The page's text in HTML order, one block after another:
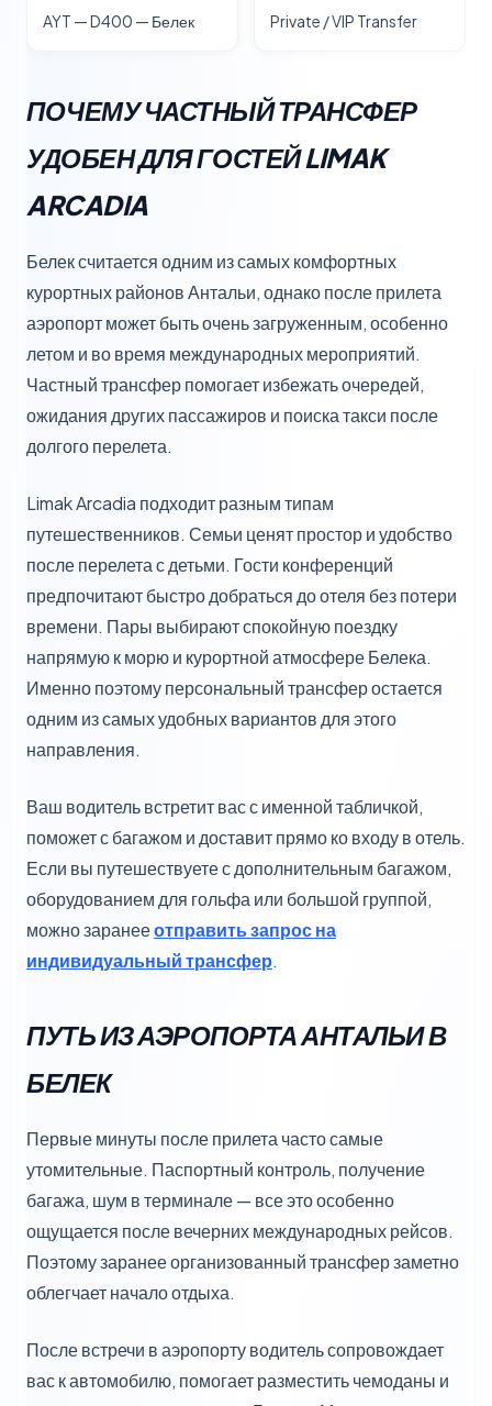
AYT — D400 — Белек Private / VIP Transfer
ПОЧЕМУ ЧАСТНЫЙ ТРАНСФЕР
УДОБЕН ДЛЯ ГОСТЕЙ LIMAK
ARCADIA
Белек считается одним из самых комфортных
курортных районов Антальи, однако после прилета
аэропорт может быть очень загруженным, особенно
летом и во время международных мероприятий.
Частный трансфер помогает избежать очередей,
ожидания других пассажиров и поиска такси после
долгого перелета.
Limak Arcadia подходит разным типам
путешественников. Семьи ценят простор и удобство
после перелета с детьми. Гости конференций
предпочитают быстро добраться до отеля без потери
времени. Пары выбирают спокойную поездку
напрямую к морю и курортной атмосфере Белека.
Именно поэтому персональный трансфер остается
одним из самых удобных вариантов для этого
направления.
Ваш водитель встретит вас с именной табличкой,
поможет с багажом и доставит прямо ко входу в отель.
Если вы путешествуете с дополнительным багажом,
оборудованием для гольфа или большой группой,
можно заранееотправить запрос на
индивидуальный трансфер.
ПУТЬ ИЗ АЭРОПОРТА АНТАЛЬИ В
БЕЛЕК
Первые минуты после прилета часто самые
утомительные. Паспортный контроль, получение
багажа, шум в терминале — все это особенно
ощущается после вечерних международных рейсов.
Поэтому заранее организованный трансфер заметно
облегчает начало отдыха.
После встречи в аэропорту водитель сопровождает
вас к автомобилю, помогает разместить чемоданы и